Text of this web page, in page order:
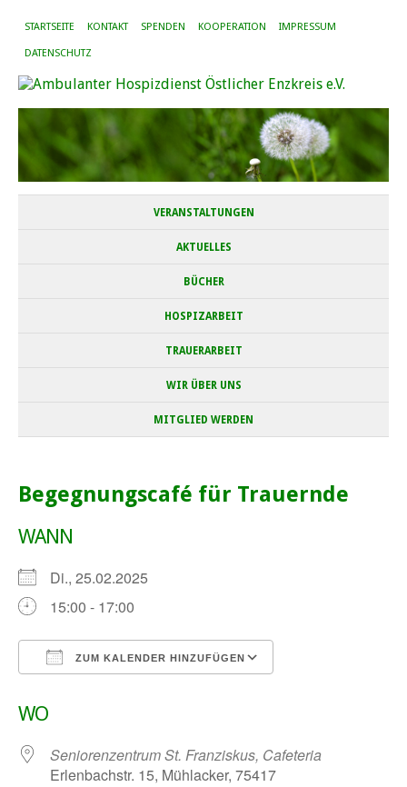
STARTSEITE KONTAKT SPENDEN KOOPERATION IMPRESSUM
DATENSCHUTZ
VERANSTALTUNGEN
AKTUELLES
BÜCHER
HOSPIZARBEIT
TRAUERARBEIT
WIR ÜBER UNS
MITGLIED WERDEN
Begegnungscafé für Trauernde
WANN
Di., 25.02.2025
15:00 - 17:00
ZUM KALENDER HINZUFÜGEN
WO
Seniorenzentrum St. Franziskus, Cafeteria
Erlenbachstr. 15, Mühlacker, 75417